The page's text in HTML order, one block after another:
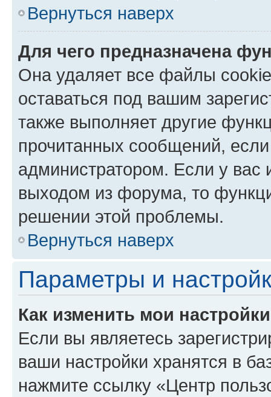
Вернуться наверх
Для чего предназначена
Она удаляет все файлы
оставаться под вашим
также выполняет другие
прочитанных сообщений,
администратором. Если у
выходом из форума, то
решении этой проблемы.
Вернуться наверх
Параметры и
Как изменить мои
Если вы являетесь
ваши настройки хранятся в
нажмите ссылку «Центр